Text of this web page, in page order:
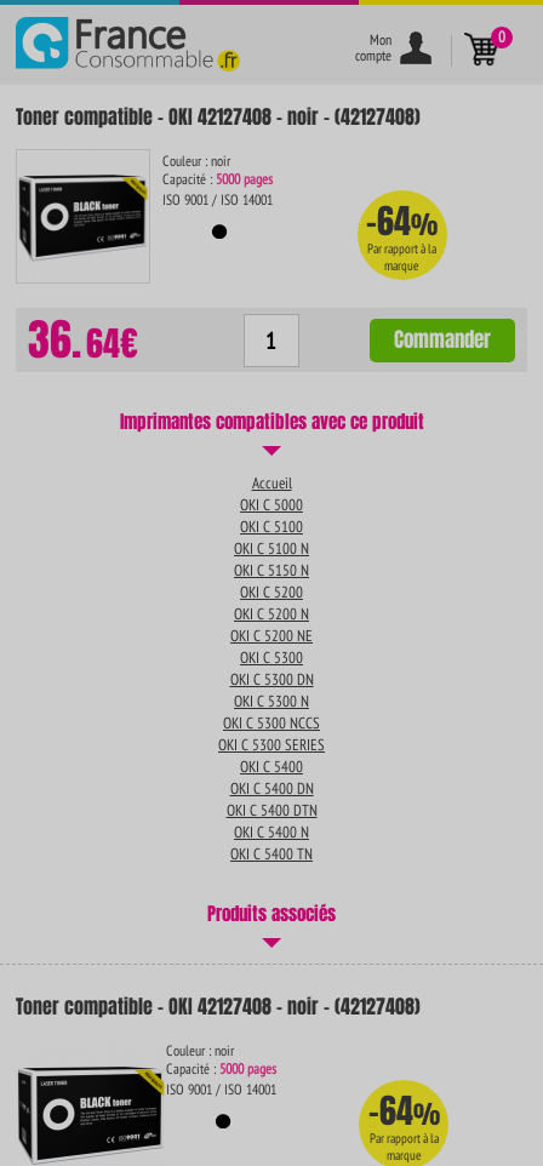
}
Mon
compte
0
Toner compatible - OKI 42127408 - noir - (42127408)
Couleur : noir
Capacité :5000 pages
ISO 9001 / ISO 14001
-64%
Par rapport à la
marque
36.64€ Commander
Imprimantes compatibles avec ce produit
Accueil
OKI C 5000
OKI C 5100
OKI C 5100 N
OKI C 5150 N
OKI C 5200
OKI C 5200 N
OKI C 5200 NE
OKI C 5300
OKI C 5300 DN
OKI C 5300 N
OKI C 5300 NCCS
OKI C 5300 SERIES
OKI C 5400
OKI C 5400 DN
OKI C 5400 DTN
OKI C 5400 N
OKI C 5400 TN
Produits associés
Toner compatible - OKI 42127408 - noir - (42127408)
Couleur : noir
Capacité :5000 pages
ISO 9001 / ISO 14001
-64%
Par rapport à la
marque